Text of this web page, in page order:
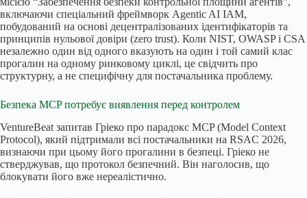
включаючи спеціальний фреймворк Agentic AI IAM,
побудований на основі децентралізованих ідентифікаторів та
принципів нульової довіри (zero trust). Коли NIST, OWASP і CSA
незалежно один від одного вказують на один і той самий клас
прогалин на одному ринковому циклі, це свідчить про
структурну, а не специфічну для постачальника проблему.
Безпека MCP потребує виявлення перед контролем
VentureBeat запитав Гріеко про парадокс MCP (Model Context
Protocol), який підтримали всі постачальники на RSAC 2026,
визнаючи при цьому його прогалини в безпеці. Гріеко не
стверджував, що протокол безпечний. Він наголосив, що
блокувати його вже нереалістично.